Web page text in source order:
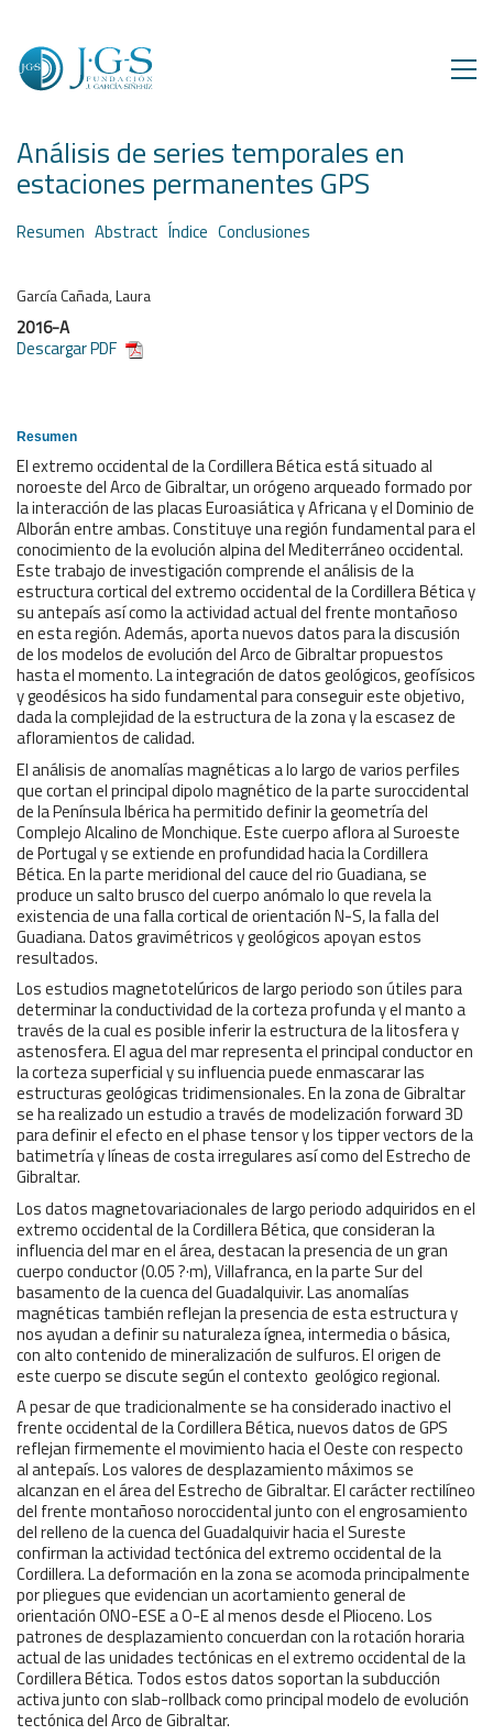
Análisis de series temporales en
estaciones permanentes GPS
Resumen Abstract Índice Conclusiones
García Cañada, Laura
2016-A
Descargar PDF
Resumen
El extremo occidental de la Cordillera Bética está situado al
noroeste del Arco de Gibraltar, un orógeno arqueado formado por
la interacción de las placas Euroasiática y Africana y el Dominio de
Alborán entre ambas. Constituye una región fundamental para el
conocimiento de la evolución alpina del Mediterráneo occidental.
Este trabajo de investigación comprende el análisis de la
estructura cortical del extremo occidental de la Cordillera Bética y
su antepaís así como la actividad actual del frente montañoso
en esta región. Además, aporta nuevos datos para la discusión
de los modelos de evolución del Arco de Gibraltar propuestos
hasta el momento. La integración de datos geológicos, geofísicos
y geodésicos ha sido fundamental para conseguir este objetivo,
dada la complejidad de la estructura de la zona y la escasez de
afloramientos de calidad.
El análisis de anomalías magnéticas a lo largo de varios perfiles
que cortan el principal dipolo magnético de la parte suroccidental
de la Península Ibérica ha permitido definir la geometría del
Complejo Alcalino de Monchique. Este cuerpo aflora al Suroeste
de Portugal y se extiende en profundidad hacia la Cordillera
Bética. En la parte meridional del cauce del rio Guadiana, se
produce un salto brusco del cuerpo anómalo lo que revela la
existencia de una falla cortical de orientación N-S, la falla del
Guadiana. Datos gravimétricos y geológicos apoyan estos
resultados.
Los estudios magnetotelúricos de largo periodo son útiles para
determinar la conductividad de la corteza profunda y el manto a
través de la cual es posible inferir la estructura de la litosfera y
astenosfera. El agua del mar representa el principal conductor en
la corteza superficial y su influencia puede enmascarar las
estructuras geológicas tridimensionales. En la zona de Gibraltar
se ha realizado un estudio a través de modelización forward 3D
para definir el efecto en el phase tensor y los tipper vectors de la
batimetría y líneas de costa irregulares así como del Estrecho de
Gibraltar.
Los datos magnetovariacionales de largo periodo adquiridos en el
extremo occidental de la Cordillera Bética, que consideran la
influencia del mar en el área, destacan la presencia de un gran
cuerpo conductor (0.05 ?·m), Villafranca, en la parte Sur del
basamento de la cuenca del Guadalquivir. Las anomalías
magnéticas también reflejan la presencia de esta estructura y
nos ayudan a definir su naturaleza ígnea, intermedia o básica,
con alto contenido de mineralización de sulfuros. El origen de
este cuerpo se discute según el contexto geológico regional.
A pesar de que tradicionalmente se ha considerado inactivo el
frente occidental de la Cordillera Bética, nuevos datos de GPS
reflejan firmemente el movimiento hacia el Oeste con respecto
al antepaís. Los valores de desplazamiento máximos se
alcanzan en el área del Estrecho de Gibraltar. El carácter rectilíneo
del frente montañoso noroccidental junto con el engrosamiento
del relleno de la cuenca del Guadalquivir hacia el Sureste
confirman la actividad tectónica del extremo occidental de la
Cordillera. La deformación en la zona se acomoda principalmente
por pliegues que evidencian un acortamiento general de
orientación ONO-ESE a O-E al menos desde el Plioceno. Los
patrones de desplazamiento concuerdan con la rotación horaria
actual de las unidades tectónicas en el extremo occidental de la
Cordillera Bética. Todos estos datos soportan la subducción
activa junto con slab-rollback como principal modelo de evolución
tectónica del Arco de Gibraltar.